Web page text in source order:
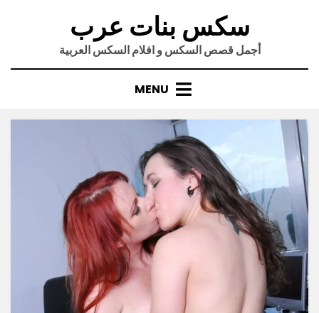
سكس بنات عرب
أجمل قصص السكس و افلام السكس العربية
MENU